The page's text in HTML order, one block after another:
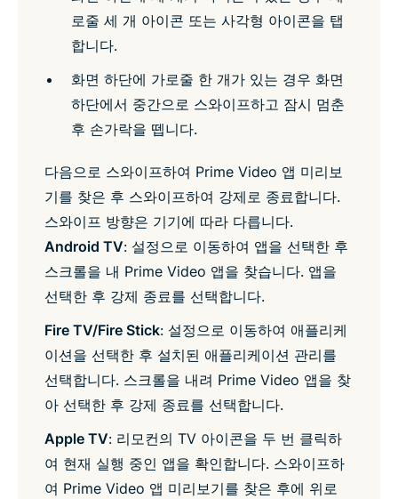
로줄 세 개 아이콘 또는 사각형 아이콘을 탭
합니다.
화면 하단에 가로줄 한 개가 있는 경우 화면
하단에서 중간으로 스와이프하고 잠시 멈춘
후 손가락을 뗍니다.
다음으로 스와이프하여 Prime Video 앱 미리보
기를 찾은 후 스와이프하여 강제로 종료합니다.
스와이프 방향은 기기에 따라 다릅니다.
Android TV: 설정으로 이동하여 앱을 선택한 후
스크롤을 내 Prime Video 앱을 찾습니다. 앱을
선택한 후 강제 종료를 선택합니다.
Fire TV/Fire Stick: 설정으로 이동하여 애플리케
이션을 선택한 후 설치된 애플리케이션 관리를
선택합니다. 스크롤을 내려 Prime Video 앱을 찾
아 선택한 후 강제 종료를 선택합니다.
Apple TV: 리모컨의 TV 아이콘을 두 번 클릭하
여 현재 실행 중인 앱을 확인합니다. 스와이프하
여 Prime Video 앱 미리보기를 찾은 후에 위로